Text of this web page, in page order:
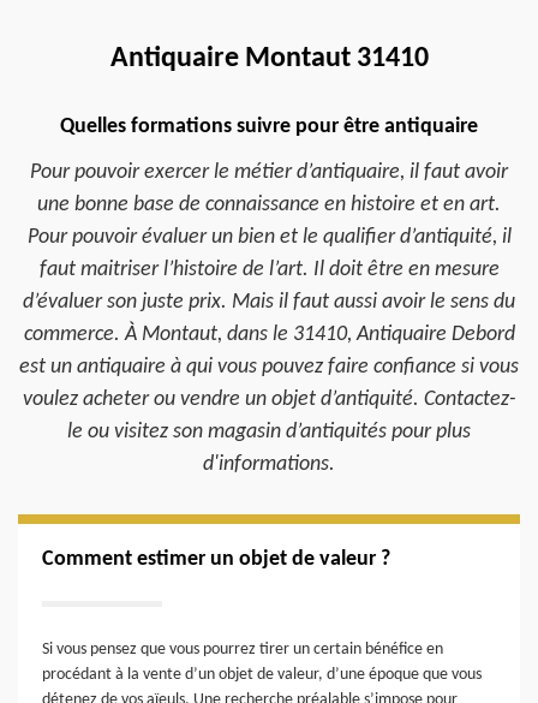
Antiquaire Montaut 31410
Quelles formations suivre pour être antiquaire
Pour pouvoir exercer le métier d’antiquaire, il faut avoir
une bonne base de connaissance en histoire et en art.
Pour pouvoir évaluer un bien et le qualifier d’antiquité, il
faut maitriser l’histoire de l’art. Il doit être en mesure
d’évaluer son juste prix. Mais il faut aussi avoir le sens du
commerce. À Montaut, dans le 31410, Antiquaire Debord
est un antiquaire à qui vous pouvez faire confiance si vous
voulez acheter ou vendre un objet d’antiquité. Contactez-
le ou visitez son magasin d’antiquités pour plus
d'informations.
Comment estimer un objet de valeur ?
Si vous pensez que vous pourrez tirer un certain bénéfice en
procédant à la vente d’un objet de valeur, d’une époque que vous